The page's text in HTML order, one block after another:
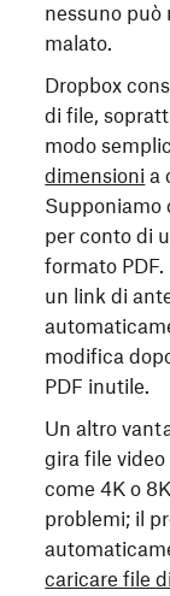
nessuno può
malato.
Dropbox
di file,
modo
dimensioni a
Supponiamo
per conto di
formato
un link di
modifica
PDF inutile.
Un altro
gira file
come 4K o
problemi; il
caricare file